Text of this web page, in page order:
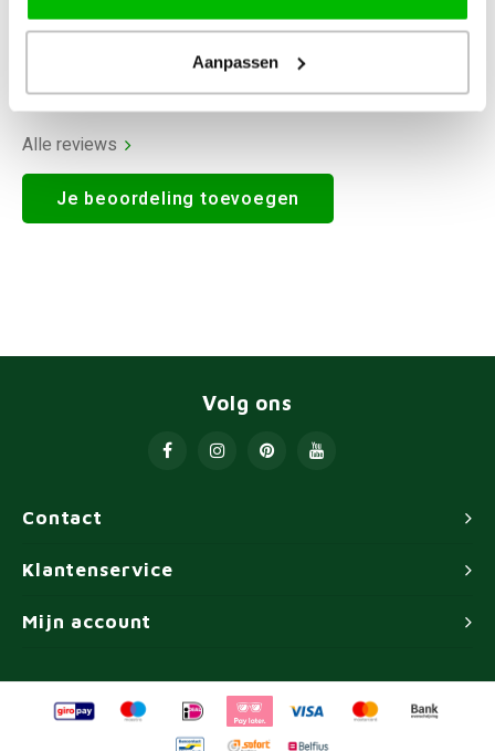
Aanpassen
Alle reviews
Je beoordeling toevoegen
Contact
Volg ons
Klantenservice
Mijn account